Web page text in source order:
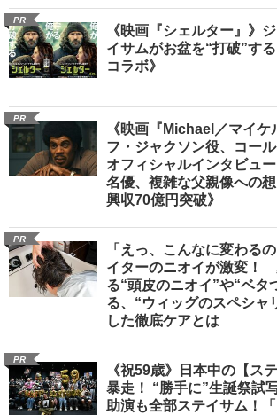
PR
《映画『シェルター』》
イサムがお盆を“打破”す
コラボ》
PR
《映画『Michael／マイケ
フ・ジャクソン役、コー
オフィシャルインタビュ
名優、複雑な父親像への
興収70億円突破》
PR
「えっ、こんなに変わる
イターのニオイが激変！
る“頭皮のニオイ”や“ベタ
る、“ウィッグのスペシャ
した徹底ケアとは
PR
《祝59歳》日本中の【ス
暴走！ “勝手に”生誕祭試
助演も全部ステイサム！「